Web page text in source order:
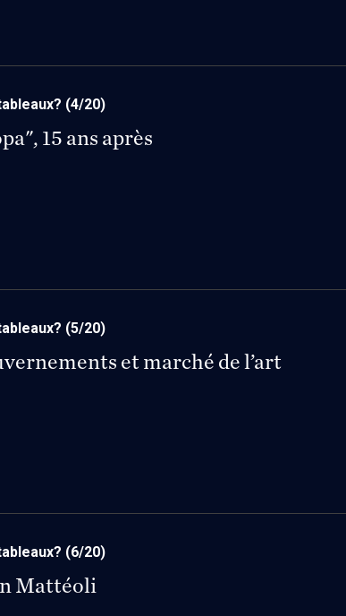
(4/20)
15 ans après
(5/20)
et marché de l’art
(6/20)
Mattéoli